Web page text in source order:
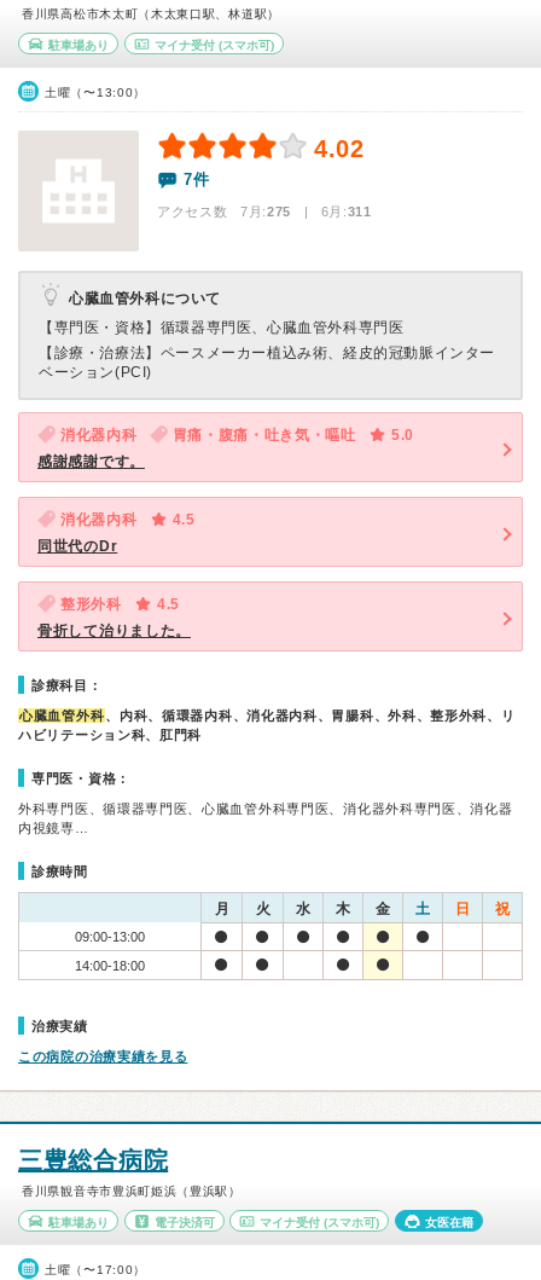
香川県高松市木太町（木太東口駅、林道駅）
駐車場あり マイナ受付(スマホ可)
土曜（〜13:00）
4.02
7件
アクセス数 7月:275 | 6月:311
心臓血管外科について
【専門医・資格】 循環器専門医、心臓血管外科専門医
【診療・治療法】 ペースメーカー植込み術、経皮的冠動脈インター
ベーション(PCI)
消化器内科 胃痛・腹痛・吐き気・嘔吐
5.0
感謝感謝です。
消化器内科
4.5
同世代のDr
整形外科
4.5
骨折して治りました。
診療科目：
心臓血管外科、内科、循環器内科、消化器内科、胃腸科、外科、整形外科、リ
ハビリテーション科、肛門科
専門医・資格：
外科専門医、循環器専門医、心臓血管外科専門医、消化器外科専門医、消化器
内視鏡専…
診療時間
月 火 水 木 金 土 日 祝
09:00-13:00
14:00-18:00
治療実績
この病院の治療実績を見る
三豊総合病院
香川県観音寺市豊浜町姫浜（豊浜駅）
駐車場あり 電子決済可 マイナ受付 (スマホ可) 女医在籍
土曜（〜17:00）